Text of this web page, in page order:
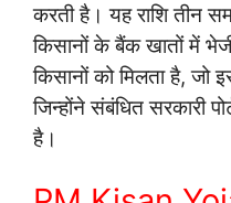
करती है। यह राशि तीन
किसानों के बैंक खातों में
किसानों को मिलता है, जो
जिन्होंने संबंधित सरकारी
है।